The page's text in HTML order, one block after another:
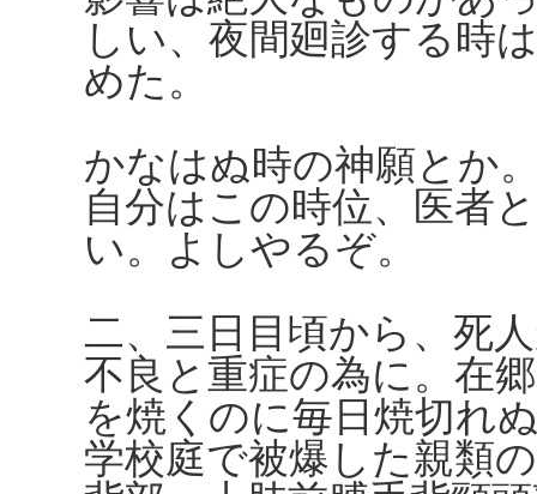
しい、夜間廻診する時
めた。
かなはぬ時の神願とか
自分はこの時位、医者
い。よしやるぞ。
二、三日目頃から、死
不良と重症の為に。在
を焼くのに毎日焼切れ
学校庭で被爆した親類